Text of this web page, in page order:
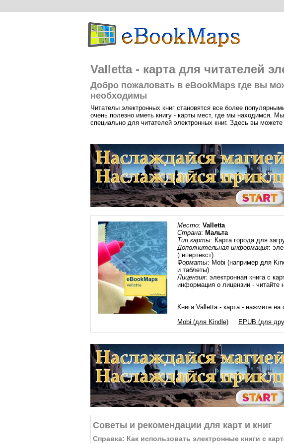
Valletta - карта для читателей
Добро пожаловать в eBookMaps где вы
необходимы
Читателы электронных книг становятся все более
очень полезно иметь книгу - карты мест, где мы находимся.
специально для читателей электронных книг. Здесь вы можете
Место: Valletta
Страна: Мальта
Тип карты: Карта города для
Дополнительная информация:
(гипертекст).
Форматы: Mobi (например для
и таблеты)
Лицензия: электронная книга с
информация о лицензии - читайте
Книга Valletta - карта - нажмите
Mobi (для Kindle)
EPUB (для
Советы и рекомендации для карт и книг
Справка: Как использовать электронные книги с